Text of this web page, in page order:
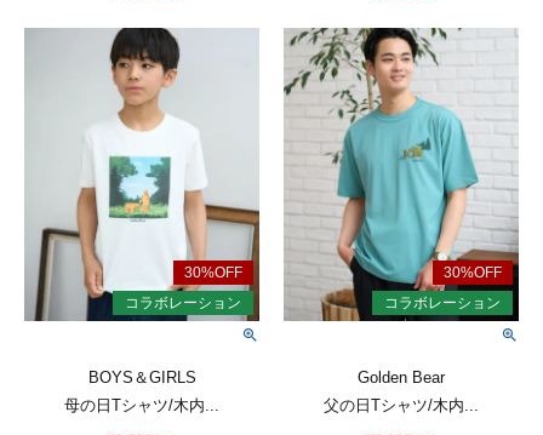
BOYS＆GIRLS
母の日Tシャツ/木内...
Golden Bear
父の日Tシャツ/木内...